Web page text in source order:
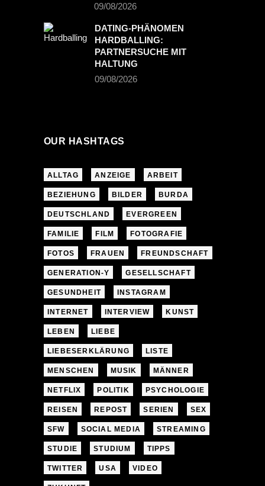
09/08/2026
DATING-PHÄNOMEN
HARDBALLING:
PARTNERSUCHE MIT
HALTUNG
09/08/2026
OUR HASHTAGS
ALLTAG ANZEIGE ARBEIT
BEZIEHUNG BILDER BURDA
DEUTSCHLAND EVERGREEN
FAMILIE FILM FOTOGRAFIE
FOTOS FRAUEN FREUNDSCHAFT
GENERATION-Y GESELLSCHAFT
GESUNDHEIT INSTAGRAM
INTERNET INTERVIEW KUNST
LEBEN LIEBE
LIEBESERKLÄRUNG LISTE
MENSCHEN MUSIK MÄNNER
NETFLIX POLITIK PSYCHOLOGIE
REISEN REPOST SERIEN SEX
SFW SOCIAL MEDIA STREAMING
STUDIE STUDIUM TIPPS
TWITTER USA VIDEO